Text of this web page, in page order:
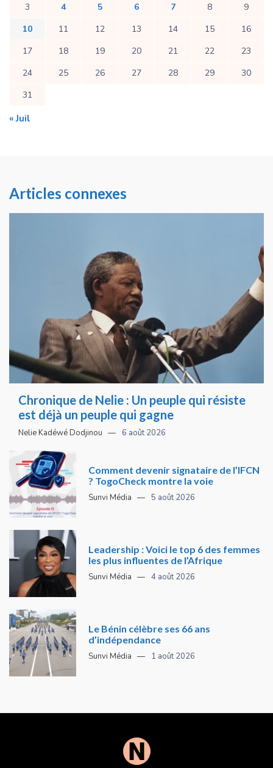
3
4 5 6 7 8
9
10
11 12 13 14 15
16
17
18 19 20 21 22
23
24
25 26 27 28 29
30
31
« Juil
Articles connexes
Chronique de Nelie : Un peuple qui résiste
est déjà un peuple qui gagne
Nelie Kadéwé Dodjinou 6 août 2026
Comment devenir signataire de l’IFCN
? TogoCheck montre la voie
Sunvi Média 5 août 2026
Leadership : Voici le top 6 des femmes
les plus influentes de l’Afrique
Sunvi Média 4 août 2026
Le Bénin célèbre ses 66 ans
d’indépendance
Sunvi Média 1 août 2026